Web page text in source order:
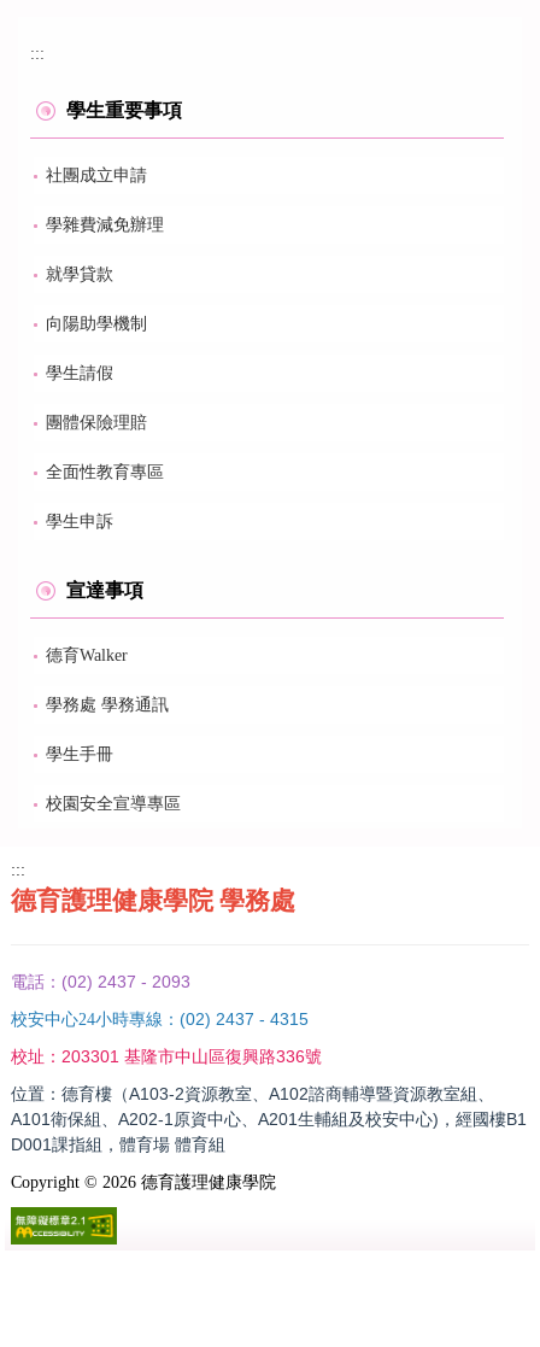
:::
學生重要事項
社團成立申請
學雜費減免辦理
就學貸款
向陽助學機制
學生請假
團體保險理賠
全面性教育專區
學生申訴
宣達事項
德育Walker
學務處 學務通訊
學生手冊
校園安全宣導專區
:::
德育護理健康學院 學務處
電話： (02) 2437 - 2093
校安中心24小時專線： (02) 2437 - 4315
校址： 203301 基隆市中山區復興路336號
位置：德育樓（A103-2資源教室、A102諮商輔導暨資源教室組、
A101衛保組、A202-1原資中心、A201生輔組及校安中心)，經國樓B1
D001課指組，體育場 體育組
Copyright © 2026德育護理健康學院